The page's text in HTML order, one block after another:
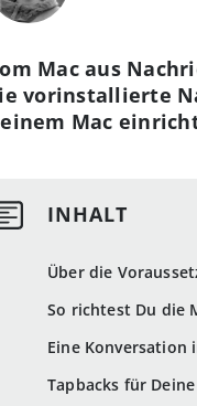
Über die
So richtest Du die
Eine Konversation
Tapbacks für
Mac aus
vorinstallierte
Mac